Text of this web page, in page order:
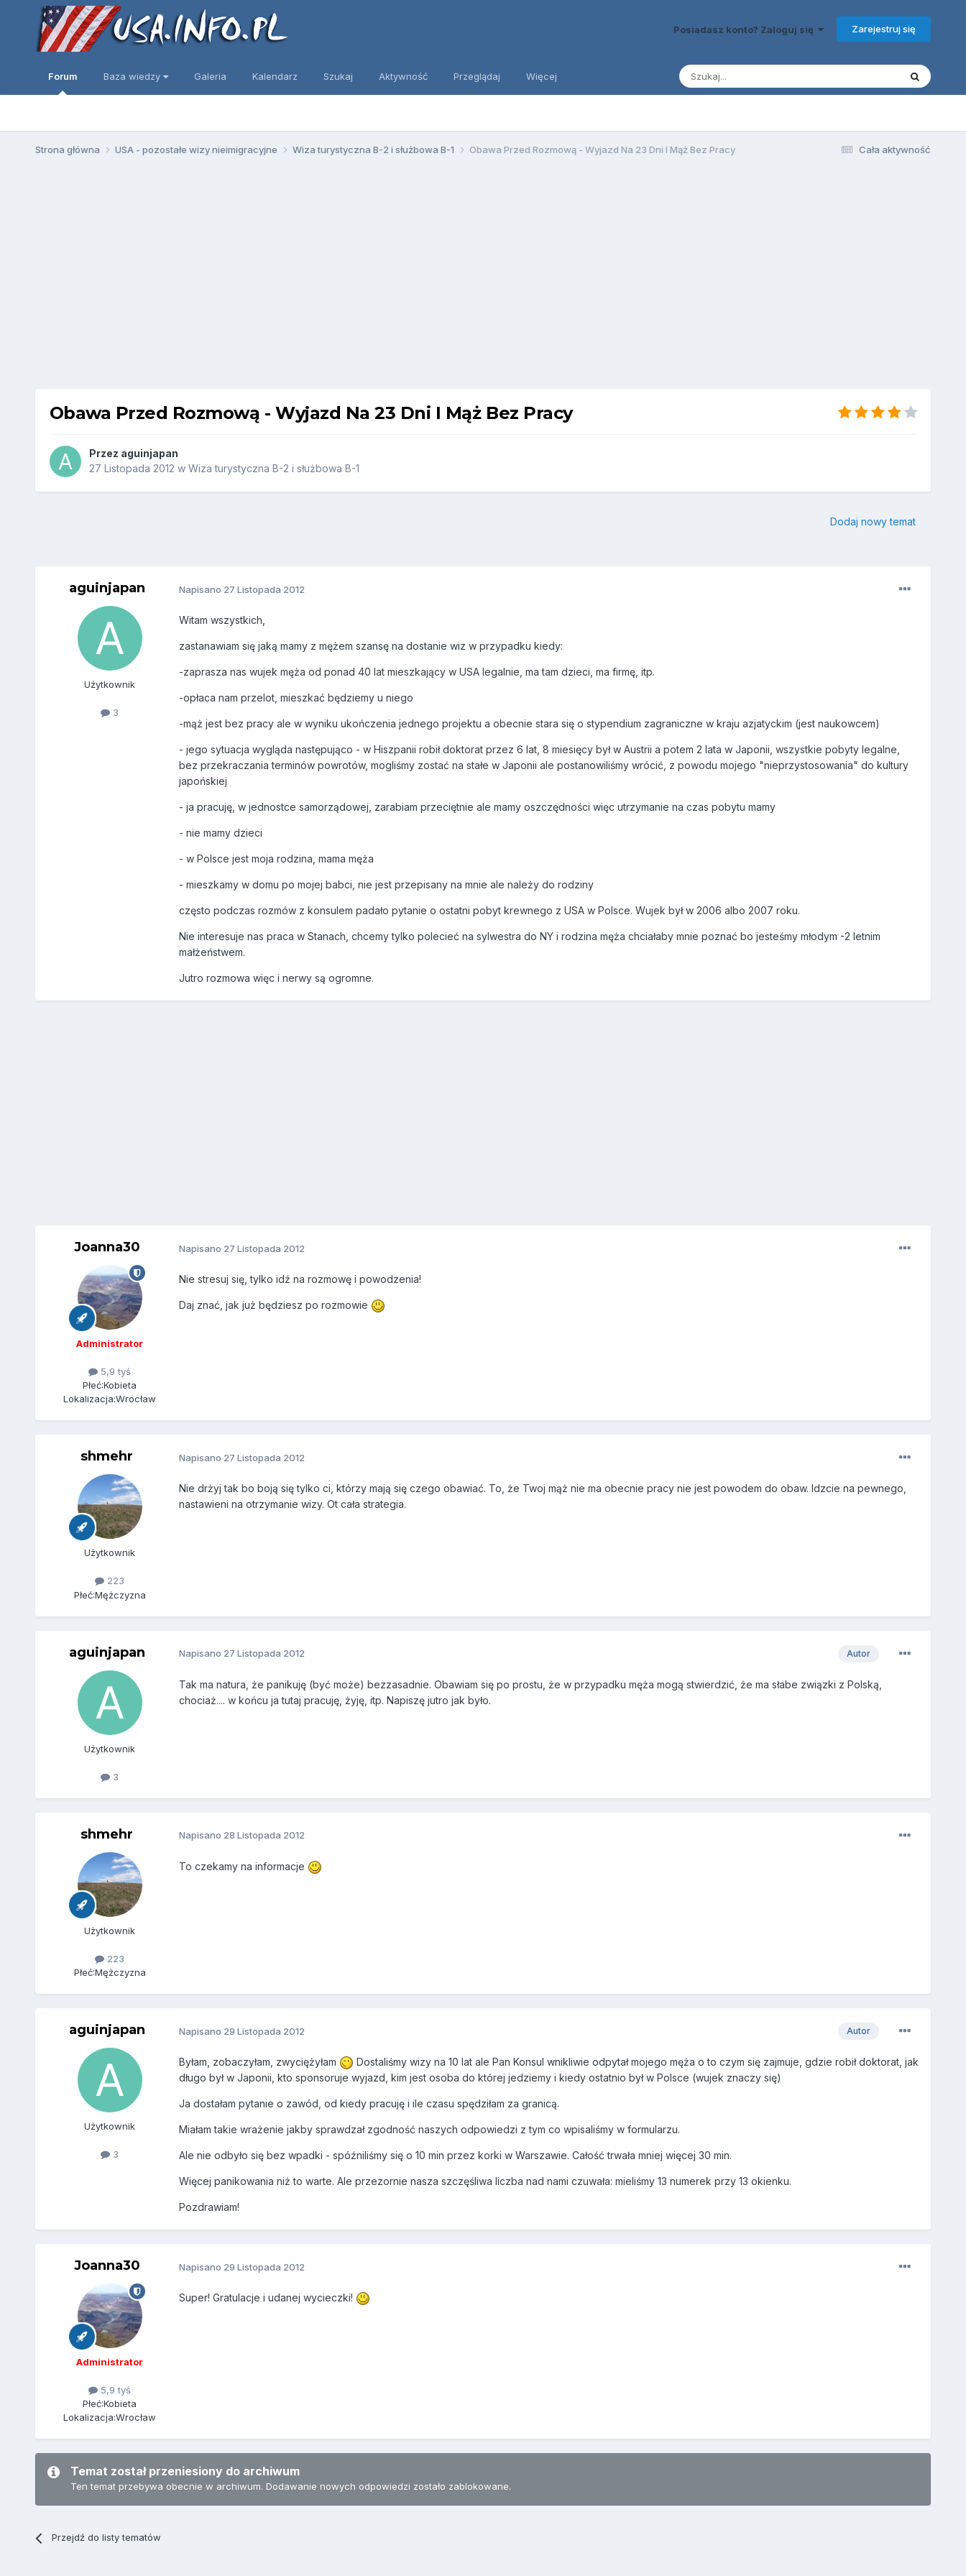
Posiadasz konto? Zaloguj się Zarejestruj się
Forum Baza wiedzy Galeria Kalendarz Szukaj Aktywność Przeglądaj Więcej
Cała aktywność
Strona główna USA - pozostałe wizy nieimigracyjne Wiza turystyczna B-2 i służbowa B-1 Obawa Przed Rozmową - Wyjazd Na 23 Dni I Mąż Bez Pracy
Obawa Przed Rozmową - Wyjazd Na 23 Dni I Mąż Bez Pracy
Przez aguinjapan
27 Listopada 2012 w Wiza turystyczna B-2 i służbowa B-1
Dodaj nowy temat
aguinjapan
Użytkownik
3
Napisano 27 Listopada 2012
Witam wszystkich,
zastanawiam się jaką mamy z mężem szansę na dostanie wiz w przypadku kiedy:
-zaprasza nas wujek męża od ponad 40 lat mieszkający w USA legalnie, ma tam dzieci, ma firmę, itp.
-opłaca nam przelot, mieszkać będziemy u niego
-mąż jest bez pracy ale w wyniku ukończenia jednego projektu a obecnie stara się o stypendium zagraniczne w kraju azjatyckim (jest naukowcem)
- jego sytuacja wygląda następująco - w Hiszpanii robił doktorat przez 6 lat, 8 miesięcy był w Austrii a potem 2 lata w Japonii, wszystkie pobyty legalne,
bez przekraczania terminów powrotów, mogliśmy zostać na stałe w Japonii ale postanowiliśmy wrócić, z powodu mojego "nieprzystosowania" do kultury
japońskiej
- ja pracuję, w jednostce samorządowej, zarabiam przeciętnie ale mamy oszczędności więc utrzymanie na czas pobytu mamy
- nie mamy dzieci
- w Polsce jest moja rodzina, mama męża
- mieszkamy w domu po mojej babci, nie jest przepisany na mnie ale należy do rodziny
często podczas rozmów z konsulem padało pytanie o ostatni pobyt krewnego z USA w Polsce. Wujek był w 2006 albo 2007 roku.
Nie interesuje nas praca w Stanach, chcemy tylko polecieć na sylwestra do NY i rodzina męża chciałaby mnie poznać bo jesteśmy młodym -2 letnim
małżeństwem.
Jutro rozmowa więc i nerwy są ogromne.
Joanna30
Administrator
5,9 tyś
Płeć:Kobieta
Lokalizacja:Wrocław
Napisano 27 Listopada 2012
Nie stresuj się, tylko idź na rozmowę i powodzenia!
Daj znać, jak już będziesz po rozmowie
shmehr
Użytkownik
223
Płeć:Mężczyzna
Napisano 27 Listopada 2012
Nie drżyj tak bo boją się tylko ci, którzy mają się czego obawiać. To, że Twoj mąż nie ma obecnie pracy nie jest powodem do obaw. Idzcie na pewnego,
nastawieni na otrzymanie wizy. Ot cała strategia.
aguinjapan
Użytkownik
3
Autor
Napisano 27 Listopada 2012
Tak ma natura, że panikuję (być może) bezzasadnie. Obawiam się po prostu, że w przypadku męża mogą stwierdzić, że ma słabe związki z Polską,
chociaż.... w końcu ja tutaj pracuję, żyję, itp. Napiszę jutro jak było.
shmehr
Użytkownik
223
Płeć:Mężczyzna
Napisano 28 Listopada 2012
To czekamy na informacje
aguinjapan
Użytkownik
3
Autor
Napisano 29 Listopada 2012
Byłam, zobaczyłam, zwyciężyłam
Dostaliśmy wizy na 10 lat ale Pan Konsul wnikliwie odpytał mojego męża o to czym się zajmuje, gdzie robił doktorat, jak
długo był w Japonii, kto sponsoruje wyjazd, kim jest osoba do której jedziemy i kiedy ostatnio był w Polsce (wujek znaczy się)
Ja dostałam pytanie o zawód, od kiedy pracuję i ile czasu spędziłam za granicą.
Miałam takie wrażenie jakby sprawdzał zgodność naszych odpowiedzi z tym co wpisaliśmy w formularzu.
Ale nie odbyło się bez wpadki - spóźniliśmy się o 10 min przez korki w Warszawie. Całość trwała mniej więcej 30 min.
Więcej panikowania niż to warte. Ale przezornie nasza szczęśliwa liczba nad nami czuwała: mieliśmy 13 numerek przy 13 okienku.
Pozdrawiam!
Joanna30
Administrator
5,9 tyś
Płeć:Kobieta
Lokalizacja:Wrocław
Napisano 29 Listopada 2012
Super! Gratulacje i udanej wycieczki!
Temat został przeniesiony do archiwum
Ten temat przebywa obecnie w archiwum. Dodawanie nowych odpowiedzi zostało zablokowane.
Przejdź do listy tematów